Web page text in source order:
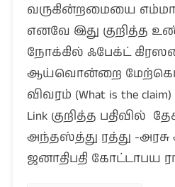
வருகின்றமையை
எனவே இது குறித்த
நோக்கில் ஃபேக்ட்
ஆய்வொன்றை
விவரம் (What is the claim)
Link குறித்த பதிவில்
அந்தஸ்த்து ரத்து -அரசு
ஜனாதிபதி கோட்டாபய